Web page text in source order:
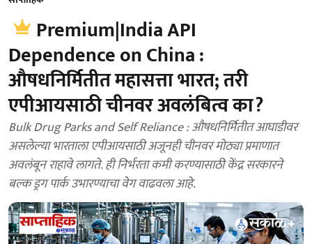
Premium|India API
Dependence on China :
औषधनिर्मितीत महासत्ता भारत; तरी
एपीआयसाठी चीनवर अवलंबित्व का?
Bulk Drug Parks and Self Reliance : औषधनिर्मितीत आघाडीवर
असलेल्या भारताला एपीआयसाठी अजूनही चीनवर मोठ्या प्रमाणात
अवलंबून राहावे लागते. ही निर्भरता कमी करण्यासाठी केंद्र सरकारने
बल्क ड्रग पार्क उभारण्याचा वेग वाढवला आहे.